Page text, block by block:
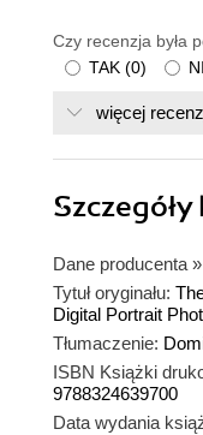
Czy recenzja była
TAK (0)
więcej
Szczegóły
Dane producenta »
Tytuł oryginału:
Digital Portrait
Tłumaczenie:
ISBN Książki
9788324639700
Data wydania